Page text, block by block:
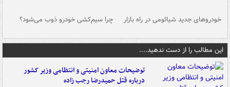
خودروهای جدید شیائومی در راه بازار چرا سیم‌کشی خودرو ذوب می‌شود؟
این مطالب را از دست ندهید....
توضیحات معاون امنیتی و انتظامی وزیر کشور
درباره قتل حمیدرضا رجب زاده